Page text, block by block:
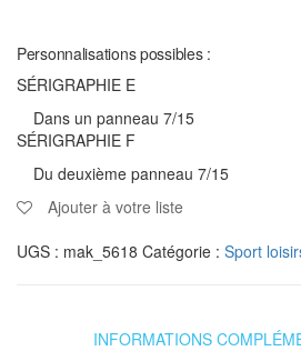
Personnalisations possibles :
SÉRIGRAPHIE E
Dans un panneau 7/15
SÉRIGRAPHIE F
Du deuxième panneau 7/15
Ajouter à votre liste
UGS : mak_5618 Catégorie : Sport
INFORMATIONS